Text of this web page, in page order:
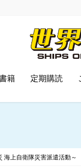
籍 定期購読
上自衛隊災害派遣活動～